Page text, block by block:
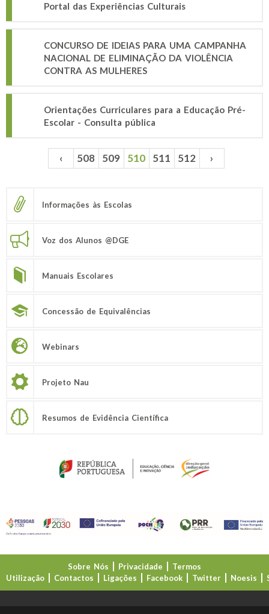
Portal das Experiências Culturais
CONCURSO DE IDEIAS PARA UMA CAMPANHA
NACIONAL DE ELIMINAÇÃO DA VIOLÊNCIA
CONTRA AS MULHERES
Orientações Curriculares para a Educação Pré-
Escolar - Consulta pública
Páginas ‹ 508 509 510 511 512 ›
Informações às Escolas
Voz dos Alunos @DGE
Manuais Escolares
Concessão de Equivalências
Webinars
Projeto Nau
Resumos de Evidência Científica
Sobre Nós Privacidade
Termos
Utilização
Contactos Ligações Facebook Twitter Noesis